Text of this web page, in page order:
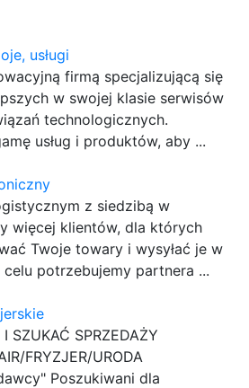
usługi
firmą specjalizującą się
w swojej klasie serwisów
technologicznych.
usług i produktów, aby ...
z siedzibą w
więcej klientów, dla których
Twoje towary i wysyłać je w
celu potrzebujemy partnera ...
SZUKAĆ SPRZEDAŻY
FRYZJER/URODA
Poszukiwani dla